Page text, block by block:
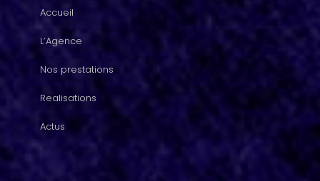
Accueil
L’Agence
Nos prestations
Realisations
Actus